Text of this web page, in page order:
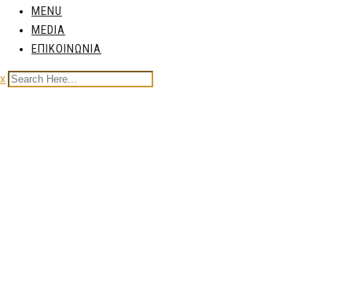
MENU
MEDIA
ΕΠΙΚΟΙΝΩΝΙΑ
x